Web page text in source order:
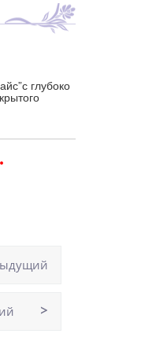
глубоко